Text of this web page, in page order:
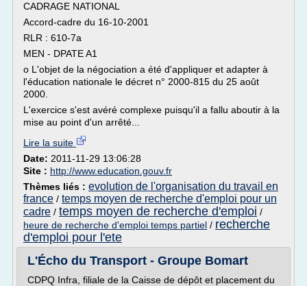
CADRAGE NATIONAL
Accord-cadre du 16-10-2001
RLR : 610-7a
MEN - DPATE A1
o L'objet de la négociation a été d'appliquer et adapter à
l'éducation nationale le décret n° 2000-815 du 25 août
2000.
L'exercice s'est avéré complexe puisqu'il a fallu aboutir à la
mise au point d'un arrêté...
Lire la suite
Date: 2011-11-29 13:06:28
Site : http://www.education.gouv.fr
Thèmes liés : evolution de l'organisation du travail en
france / temps moyen de recherche d'emploi pour un
cadre / temps moyen de recherche d'emploi /
heure de recherche d'emploi temps partiel / recherche
d'emploi pour l'ete
L'Écho du Transport - Groupe Bomart
CDPQ Infra, filiale de la Caisse de dépôt et placement du